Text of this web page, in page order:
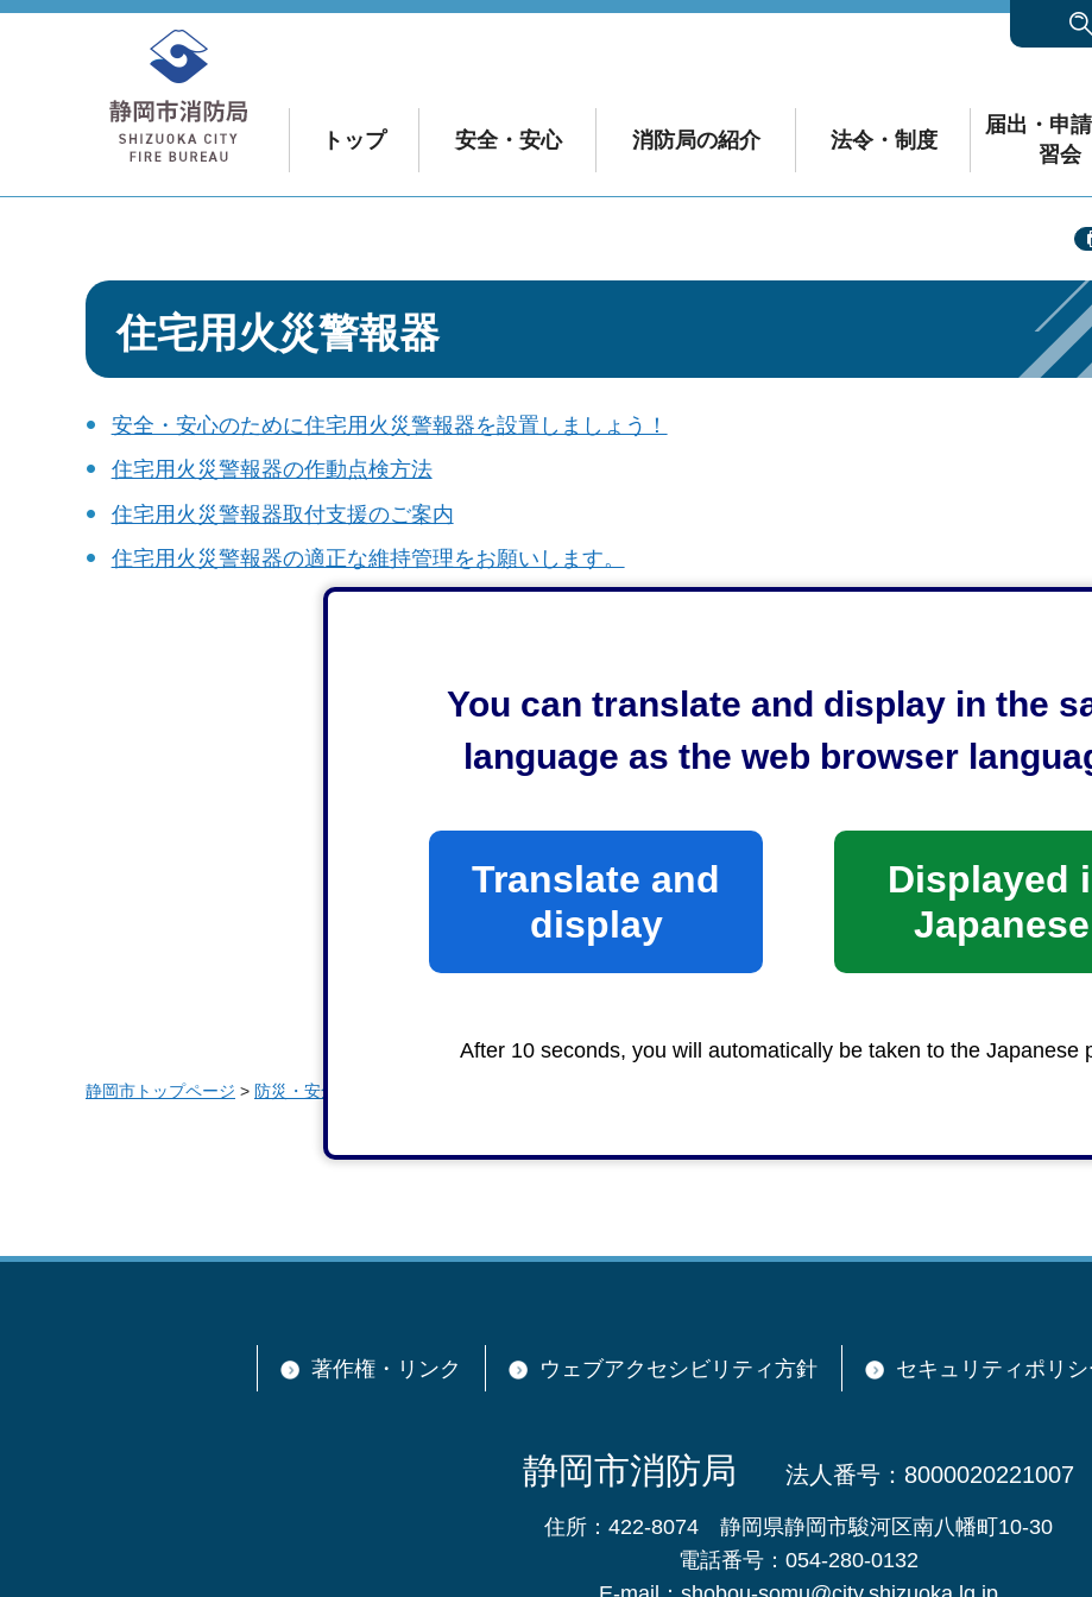
You can translate and display in the
language as the web browser
Translate and
display
Displayed
Japanese
After 10 seconds, you will automatically be taken to the Japanese
静岡市消防局
トップ 安全・安心 消防局の紹介 法令・制度
届出・申
習会
住宅用火災警報器
安全・安心のために住宅用火災警報器を設置しましょう！
住宅用火災警報器の作動点検方法
住宅用火災警報器取付支援のご案内
住宅用火災警報器の適正な維持管理をお願いします。
静岡市トップページ > 防災・安全
著作権・リンク ウェブアクセシビリティ方針 セキュリティポリシ
静岡市消防局 法人番号：8000020221007
住所：422-8074
静岡県静岡市駿河区南八幡町10-30
電話番号：054-280-0132